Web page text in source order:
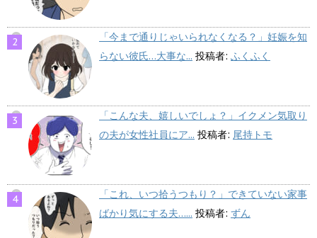
「今まで通りじゃいられなくなる？」妊娠を知
らない彼氏…大事な... 投稿者: ふくふく
「こんな夫、嬉しいでしょ？」イクメン気取り
の夫が女性社員にア... 投稿者: 尾持トモ
「これ、いつ拾うつもり？」できていない家事
ばかり気にする夫…... 投稿者: ずん